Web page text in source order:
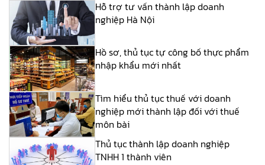
Hỗ trợ tư vấn thành lập doanh
nghiệp Hà Nội
Hồ sơ, thủ tục tự công bố thực phẩm
nhập khẩu mới nhất
Tìm hiểu thủ tục thuế với doanh
nghiệp mới thành lập đối với thuế
môn bài
Thủ tục thành lập doanh nghiệp
TNHH 1 thành viên